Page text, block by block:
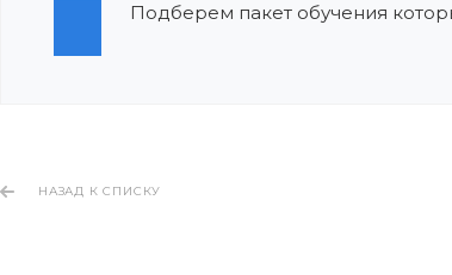
Подберем пакет обучения
НАЗАД К СПИСКУ